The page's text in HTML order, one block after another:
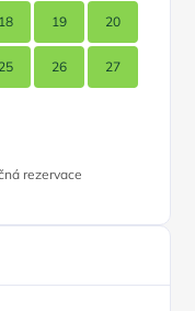
18 19 20
25 26 27
rezervace